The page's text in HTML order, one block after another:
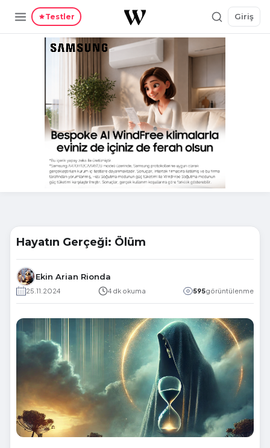
Testler Giriş
Hayatın Gerçeği: Ölüm
Ekin Arian Rionda
25.11.2024 4 dk okuma 595görüntülenme